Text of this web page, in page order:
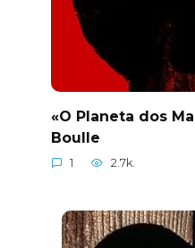
«O Planeta dos
Boulle
1 2.7k.